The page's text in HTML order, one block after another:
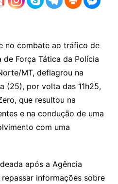
no combate ao tráfico de
de Força Tática da Polícia
MT, deflagrou na
(25), por volta das 11h25,
que resultou na
e na condução de uma
com uma
após a Agência
informações sobre